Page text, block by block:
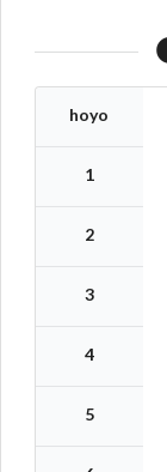
hoyo
1
2
3
4
5